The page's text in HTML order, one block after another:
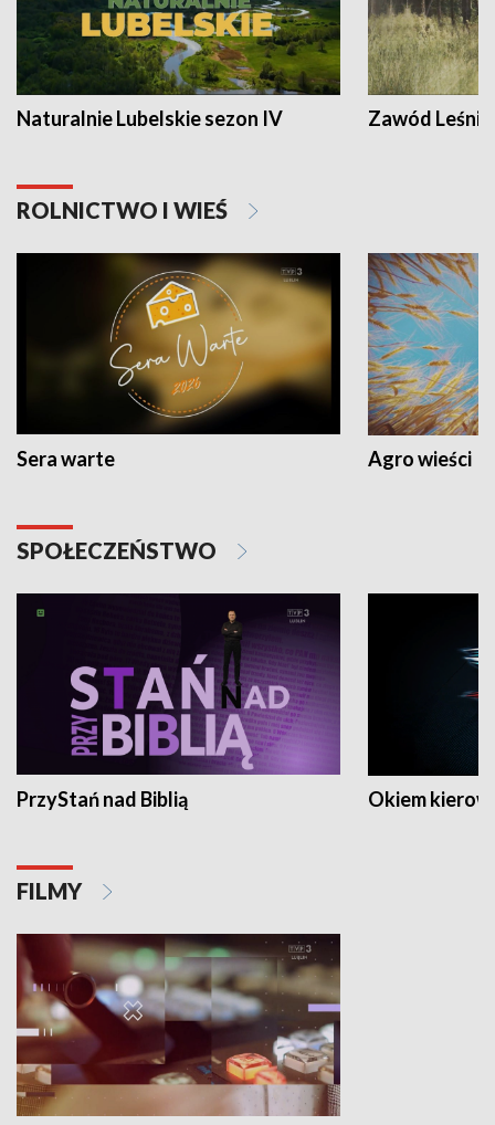
Naturalnie Lubelskie sezon IV Zawód Leśnik
ROLNICTWO I WIEŚ
Sera warte Agro wieści
SPOŁECZEŃSTWO
PrzyStań nad Biblią Okiem
FILMY